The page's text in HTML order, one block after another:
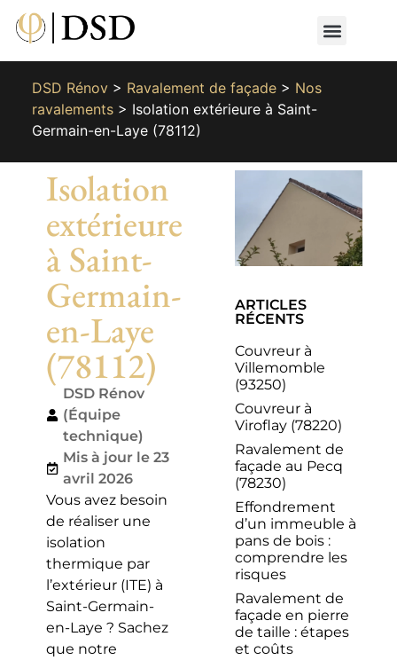
DSD Rénov> Ravalement de façade> Nos
ravalements> Isolation extérieure à Saint-
Germain-en-Laye (78112)
Isolation
extérieure
à Saint-
Germain-
en-Laye
(78112)
DSD Rénov
(Équipe
technique)
Mis à jour le 23
avril 2026
Vous avez besoin
de réaliser une
isolation
thermique par
l’extérieur (ITE) à
Saint-Germain-
en-Laye ? Sachez
que notre
ARTICLES
RÉCENTS
Couvreur à
Villemomble
(93250)
Couvreur à
Viroflay (78220)
Ravalement de
façade au Pecq
(78230)
Effondrement
d’un immeuble à
pans de bois :
comprendre les
risques
Ravalement de
façade en pierre
de taille : étapes
et coûts